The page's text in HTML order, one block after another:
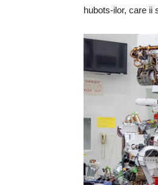
hubots-ilor, care ii